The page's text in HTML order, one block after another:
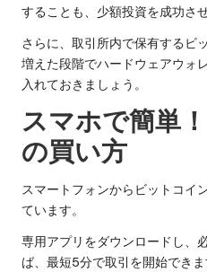
することも、少額投資を成功さ
さらに、取引所内で保有するビ
増えた段階でハードウェアウォ
入れておきましょう。
スマホで簡単
の買い方
スマートフォンからビットコイ
ています。
専用アプリをダウンロードし、
ば、最短5分で取引を開始でき